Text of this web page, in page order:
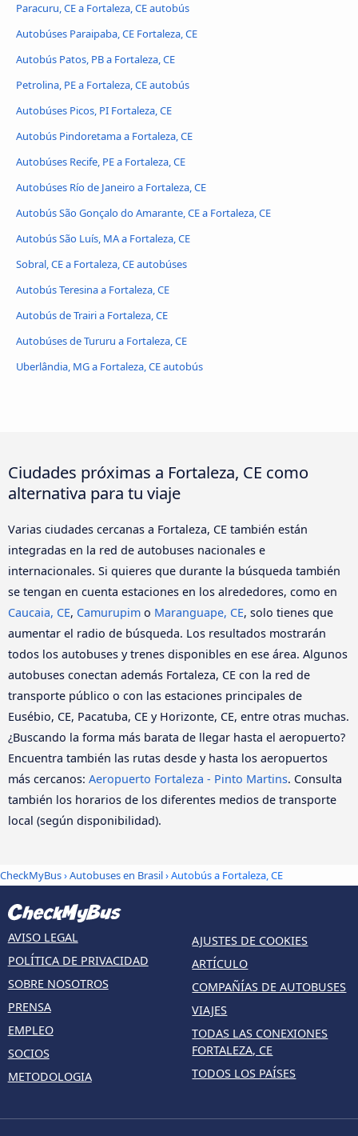
Paracuru, CE a Fortaleza, CE autobús
Autobúses Paraipaba, CE Fortaleza, CE
Autobús Patos, PB a Fortaleza, CE
Petrolina, PE a Fortaleza, CE autobús
Autobúses Picos, PI Fortaleza, CE
Autobús Pindoretama a Fortaleza, CE
Autobúses Recife, PE a Fortaleza, CE
Autobúses Río de Janeiro a Fortaleza, CE
Autobús São Gonçalo do Amarante, CE a Fortaleza, CE
Autobús São Luís, MA a Fortaleza, CE
Sobral, CE a Fortaleza, CE autobúses
Autobús Teresina a Fortaleza, CE
Autobús de Trairi a Fortaleza, CE
Autobúses de Tururu a Fortaleza, CE
Uberlândia, MG a Fortaleza, CE autobús
Ciudades próximas a Fortaleza, CE como
alternativa para tu viaje
Varias ciudades cercanas a Fortaleza, CE también están
integradas en la red de autobuses nacionales e
internacionales. Si quieres que durante la búsqueda también
se tengan en cuenta estaciones en los alrededores, como en
Caucaia, CE, Camurupim o Maranguape, CE, solo tienes que
aumentar el radio de búsqueda. Los resultados mostrarán
todos los autobuses y trenes disponibles en ese área. Algunos
autobuses conectan además Fortaleza, CE con la red de
transporte público o con las estaciones principales de
Eusébio, CE, Pacatuba, CE y Horizonte, CE, entre otras muchas.
¿Buscando la forma más barata de llegar hasta el aeropuerto?
Encuentra también las rutas desde y hasta los aeropuertos
más cercanos: Aeropuerto Fortaleza - Pinto Martins. Consulta
también los horarios de los diferentes medios de transporte
local (según disponibilidad).
CheckMyBus›Autobuses en Brasil› Autobús a Fortaleza, CE
AVISO LEGAL
POLÍTICA DE PRIVACIDAD
SOBRE NOSOTROS
PRENSA
EMPLEO
SOCIOS
METODOLOGIA
AJUSTES DE COOKIES
ARTÍCULO
COMPAÑÍAS DE AUTOBUSES
VIAJES
TODAS LAS CONEXIONES
FORTALEZA, CE
TODOS LOS PAÍSES